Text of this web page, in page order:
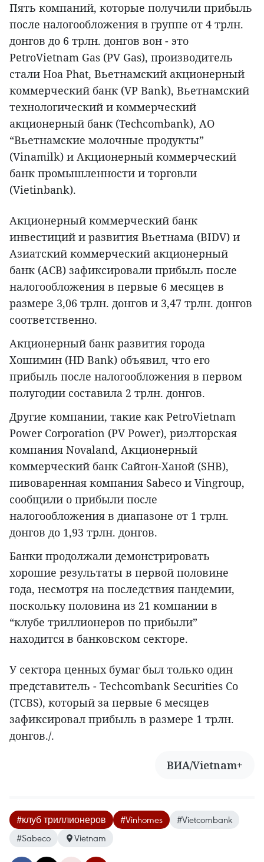
Пять компаний, которые получили прибыль
после налогообложения в группе от 4 трлн.
донгов до 6 трлн. донгов вон - это
PetroVietnam Gas (PV Gas), производитель
стали Hoa Phat, Вьетнамский акционерный
коммерческий банк (VP Bank), Вьетнамский
технологический и коммерческий
акционерный банк (Techcombank), АО
“Вьетнамские молочные продукты”
(Vinamilk) и Акционерный коммерческий
банк промышленности и торговли
(Vietinbank).
Акционерный коммерческий банк
инвестиций и развития Вьетнама (BIDV) и
Азиатский коммерческий акционерный
банк (ACB) зафиксировали прибыль после
налогообложения в первые 6 месяцев в
размере 3,06 трлн. донгов и 3,47 трлн. донгов
соответственно.
Акционерный банк развития города
Хошимин (HD Bank) объявил, что его
прибыль после налогообложения в первом
полугодии составила 2 трлн. донгов.
Другие компании, такие как PetroVietnam
Power Corporation (PV Power), риэлторская
компания Novaland, Акционерный
коммерческий банк Сайгон-Ханой (SHB),
пивоваренная компания Sabeco и Vingroup,
сообщили о прибыли после
налогообложения в диапазоне от 1 трлн.
донгов до 1,93 трлн. донгов.
Банки продолжали демонстрировать
хорошие результаты в первой половине
года, несмотря на последствия пандемии,
поскольку половина из 21 компании в
“клубе триллионеров по прибыли”
находится в банковском секторе.
У сектора ценных бумаг был только один
представитель - Techcombank Securities Co
(TCBS), который за первые 6 месяцев
зафиксировал прибыль в размере 1 трлн.
донгов./.
ВИА/Vietnam+
#клуб триллионеров #Vinhomes
#Vietcombank
#Sabeco
Vietnam